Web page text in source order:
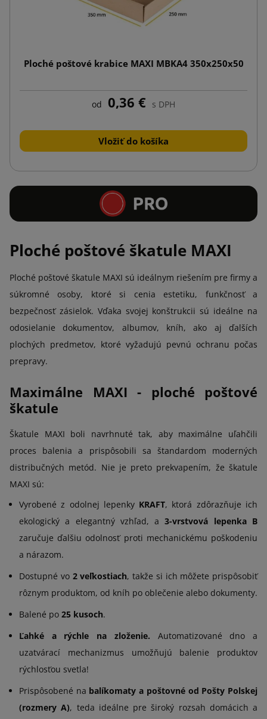
Ploché poštové krabice MAXI MBKA4 350x250x50
od 0,36 € s DPH
Vložiť do košíka
Ploché poštové škatule MAXI
Ploché poštové škatule MAXI sú ideálnym riešením pre firmy a
súkromné osoby, ktoré si cenia estetiku, funkčnosť a
bezpečnosť zásielok. Vďaka svojej konštrukcii sú ideálne na
odosielanie dokumentov, albumov, kníh, ako aj ďalších
plochých predmetov, ktoré vyžadujú pevnú ochranu počas
prepravy.
Maximálne MAXI - ploché poštové
škatule
Škatule MAXI boli navrhnuté tak, aby maximálne uľahčili
proces balenia a prispôsobili sa štandardom moderných
distribučných metód. Nie je preto prekvapením, že škatule
MAXI sú:
Vyrobené z odolnej lepenky KRAFT, ktorá zdôrazňuje ich
ekologický a elegantný vzhľad, a3-vrstvová lepenka B
zaručuje ďalšiu odolnosť proti mechanickému poškodeniu
a nárazom.
Dostupné vo 2 veľkostiach, takže si ich môžete prispôsobiť
rôznym produktom, od kníh po oblečenie alebo dokumenty.
Balené po 25 kusoch.
Ľahké a rýchle na zloženie. Automatizované dno a
uzatvárací mechanizmus umožňujú balenie produktov
rýchlosťou svetla!
Prispôsobené na balíkomaty a poštovné od Pošty Polskej
(rozmery A), teda ideálne pre široký rozsah domácich a